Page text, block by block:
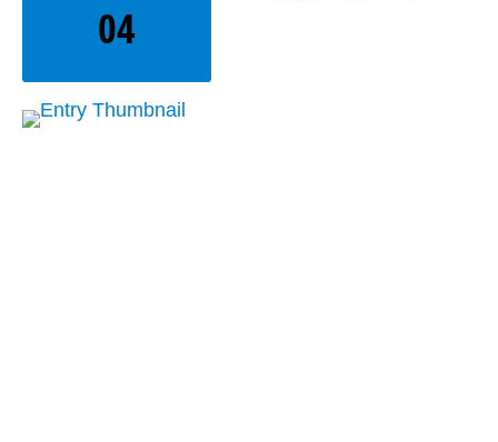
04